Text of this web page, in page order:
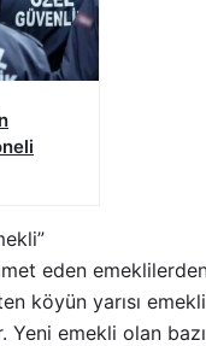
eden
köyün yarısı
emekli olan bazı